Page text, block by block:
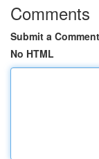
Comments
Submit a Comment
No HTML